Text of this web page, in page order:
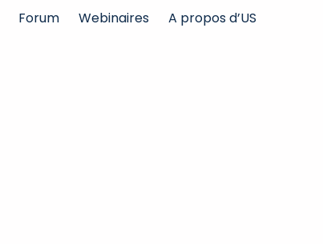
Forum Webinaires A propos d’US